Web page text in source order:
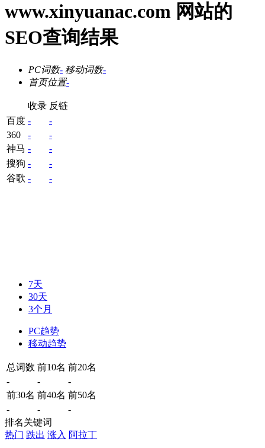
www.xinyuanac.com 网站的
SEO查询结果
PC词数- 移动词数-
首页位置-
收录 反链
百度 -
-
360
-
-
神马 -
-
搜狗 -
-
谷歌 - -
7天
30天
3个月
PC趋势
移动趋势
总词数 前10名 前20名
-
-
-
前30名 前40名 前50名
-
-
-
排名关键词
热门 跌出 涨入 阿拉丁